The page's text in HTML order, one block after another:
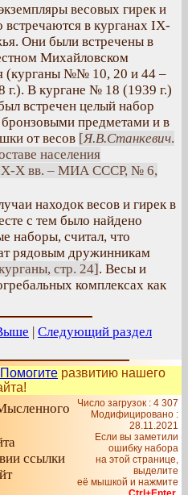
весовых гирек и
встречаются в курганах IX-
Они были встречены в
Михайловском
(курганы №№ 10, 20 и 44 –
В кургане № 18 (1939 г.)
встречен целый набор
бронзовыми предметами и в
от весов [Я.В.Станкевич.
населения
IX-Х вв. – МИА СССР, № 6,
находок весов и гирек в
с тем было найдено
наборы, считал, что
рядовым дружинникам
стр. 24]. Весы и
комплексах как
| Следующий раздел
Помогите развитию нашего
ссылки
Число загрузок : 4 307
Модифицировано :
28.11.2021
Если вы заметили
ошибку набора
на этой странице,
выделите
её мышкой и нажмите